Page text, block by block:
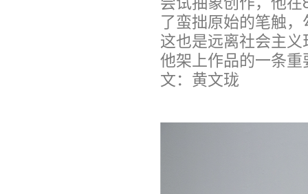
了蛮拙原始的笔触
这也是远离社会主
他架上作品的一条重
文：黄文珑